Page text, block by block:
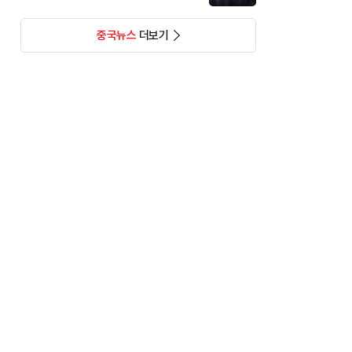
중국뉴스더보기